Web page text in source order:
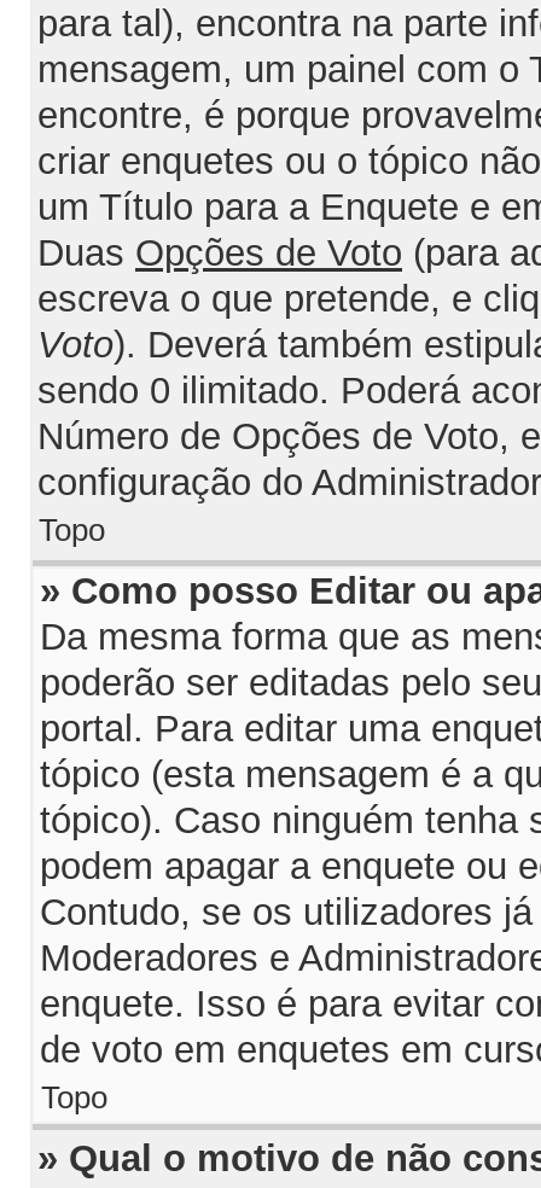
para tal), encontra na parte
mensagem, um painel com o
encontre, é porque
criar enquetes ou o tópico
um Título para a Enquete e
Duas Opções de Voto (para
escreva o que pretende, e
Voto). Deverá também
sendo 0 ilimitado. Poderá
Número de Opções de Voto,
configuração do
Topo
» Como posso Editar ou
Da mesma forma que as
poderão ser editadas pelo
portal. Para editar uma
tópico (esta mensagem é a
tópico). Caso ninguém tenha
podem apagar a enquete ou
Contudo, se os utilizadores
Moderadores e
enquete. Isso é para evitar
de voto em enquetes em
Topo
» Qual o motivo de não